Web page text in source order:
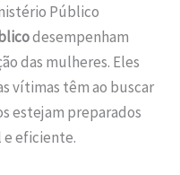
Público
desempenham
das mulheres. Eles
vítimas têm ao buscar
estejam preparados
e eficiente.